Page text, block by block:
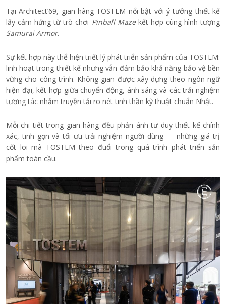
Tại Architect’69, gian hàng TOSTEM nổi bật với ý tưởng thiết kế
lấy cảm hứng từ trò chơi Pinball Mazekết hợp cùng hình tượng
Samurai Armor.
Sự kết hợp này thể hiện triết lý phát triển sản phẩm của TOSTEM:
linh hoạt trong thiết kế nhưng vẫn đảm bảo khả năng bảo vệ bền
vững cho công trình. Không gian được xây dựng theo ngôn ngữ
hiện đại, kết hợp giữa chuyển động, ánh sáng và các trải nghiệm
tương tác nhằm truyền tải rõ nét tinh thần kỹ thuật chuẩn Nhật.
Mỗi chi tiết trong gian hàng đều phản ánh tư duy thiết kế chính
xác, tinh gọn và tối ưu trải nghiệm người dùng — những giá trị
cốt lõi mà TOSTEM theo đuổi trong quá trình phát triển sản
phẩm toàn cầu.